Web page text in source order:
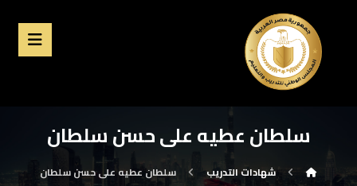
سلطان عطيه على حسن سلطان
شهادات التدريب سلطان عطيه على حسن سلطان